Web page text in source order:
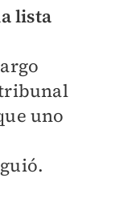
lista
uno